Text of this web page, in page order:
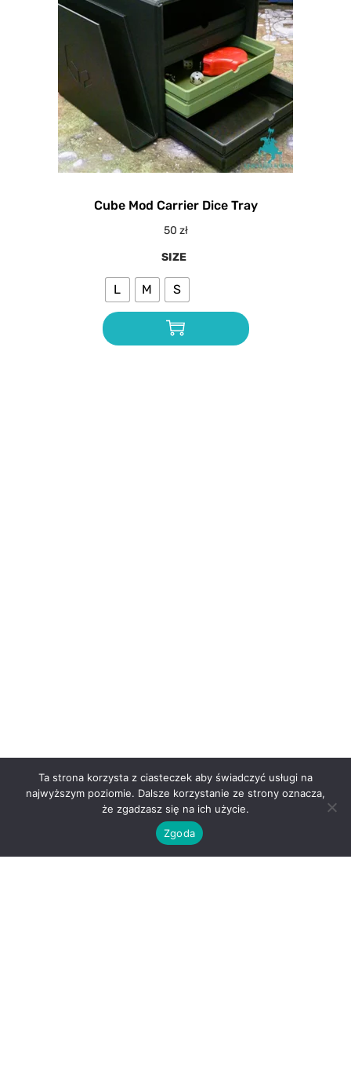
Cube Mod Carrier Dice Tray
50 zł
SIZE
L M S
Ta strona korzysta z ciasteczek aby świadczyć usługi na
najwyższym poziomie. Dalsze korzystanie ze strony oznacza,
że zgadzasz się na ich użycie.
Zgoda